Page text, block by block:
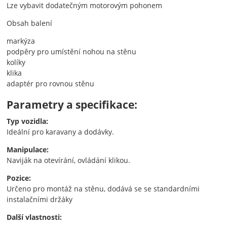
Lze vybavit dodatečným motorovým pohonem
Obsah balení
markýza
podpěry pro umístění nohou na stěnu
kolíky
klika
adaptér pro rovnou stěnu
Parametry a specifikace:
Typ vozidla:
Ideální pro karavany a dodávky.
Manipulace:
Naviják na otevírání, ovládání klikou.
Pozice:
Určeno pro montáž na stěnu, dodává se se standardními
instalačními držáky
Další vlastnosti: